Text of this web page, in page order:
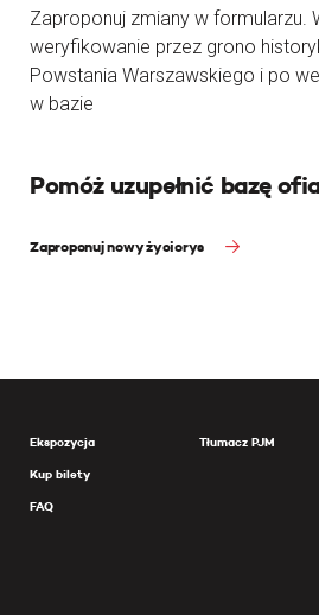
Zaproponuj zmiany w formularzu.
weryfikowanie przez grono
Powstania Warszawskiego i po
w bazie
Pomóż uzupełnić bazę
Zaproponuj nowy życiorys
Ekspozycja
Kup bilety
FAQ
Tłumacz PJM